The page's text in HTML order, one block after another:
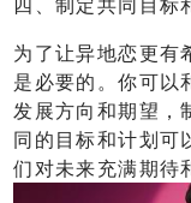
为了让异地恋更有
是必要的。你可以
发展方向和期望，
同的目标和计划可
们对未来充满期待